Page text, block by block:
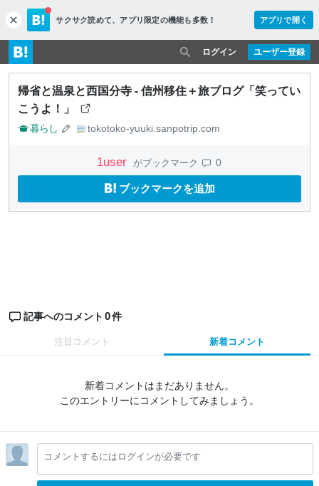
c
l
o
s
e
サクサク読めて、 アプリ限定の機能も多数！ アプリで開く
ユーザー登録
ログイン
帰省と温泉と西国分寺 - 信州移住＋旅ブログ「笑ってい
こうよ！」
暮らし tokotoko-yuuki.sanpotrip.com
1user がブックマーク 0
ブックマークを追加
記事へのコメント 0件
注目コメント 新着コメント
新着コメントはまだありません。
このエントリーにコメントしてみましょう。
コメントするにはログインが必要です